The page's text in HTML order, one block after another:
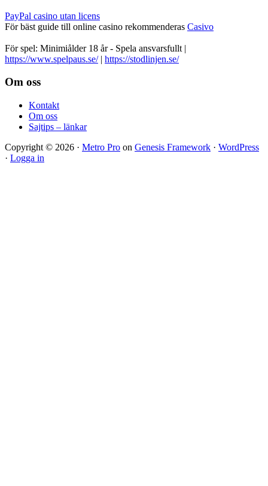
PayPal casino utan licens
För bäst guide till online casino rekommenderas Casivo
För spel: Minimiålder 18 år - Spela ansvarsfullt |
https://www.spelpaus.se/| https://stodlinjen.se/
Footer
Om oss
Kontakt
Om oss
Sajtips – länkar
Copyright © 2026 · Metro Pro on Genesis Framework · WordPress
· Logga in